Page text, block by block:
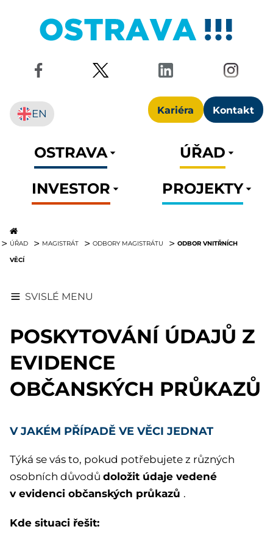
Kariéra Kontakt
EN
OSTRAVA
ÚŘAD
INVESTOR
PROJEKTY
ÚŘAD MAGISTRÁT ODBORY MAGISTRÁTU
ODBOR VNITŘNÍCH
VĚCÍ
SVISLÉ MENU
POSKYTOVÁNÍ ÚDAJŮ Z
EVIDENCE
OBČANSKÝCH PRŮKAZŮ
V JAKÉM PŘÍPADĚ VE VĚCI JEDNAT
Týká se vás to, pokud potřebujete z různých
osobních důvodů doložit údaje vedené
v evidenci občanských průkazů .
Kde situaci řešit: